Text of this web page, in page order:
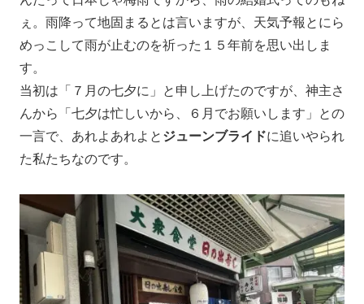
ぇ。雨降って地固まるとは言いますが、天気予報とにら
めっこして雨が止むのを祈った１５年前を思い出しま
す。
当初は「７月の七夕に」と申し上げたのですが、神主さ
んから「七夕は忙しいから、６月でお願いします」との
一言で、あれよあれよと ジューンブライドに追いやられ
た私たちなのです。